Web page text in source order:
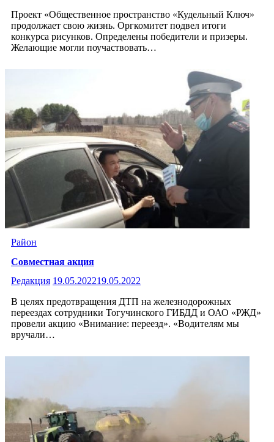
Проект «Общественное пространство «Кудельный Ключ»
продолжает свою жизнь. Оргкомитет подвел итоги
конкурса рисунков. Определены победители и призеры.
Желающие могли поучаствовать…
Район
Совместная акция
Редакция 19.05.202219.05.2022
В целях предотвращения ДТП на железнодорожных
переездах сотрудники Тогучинского ГИБДД и ОАО «РЖД»
провели акцию «Внимание: переезд». «Водителям мы
вручали…